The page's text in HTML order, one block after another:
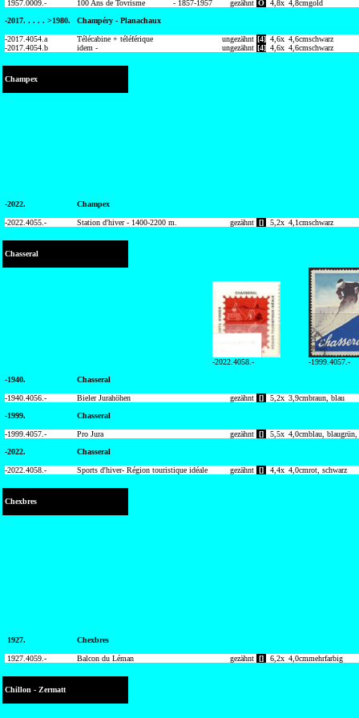
1957. 0009.- 100 Ans de Tovrisme - 1857-1957 gezähnt O 4,8x 4,8cmgold
-2017. . . . . >1980. Champéry - Planachaux
-2017. 4054.a Télécabine + téléférique ungezähnt [4] 4,6x 4,6cmschwarz
-2017. 4054.b idem - ungezähnt [4] 4,6x 4,6cmschwarz
Champex
-2022. Champex
-2022. 4055.- Station d'hiver - 1400-2200 m. gezähnt [] 5,2x 4,1cmschwarz
Chasseral
-2022.4058.-
-1999.4057.-
-1940.
Chasseral
-1940. 4056.- Bieler Jurahöhen gezähnt [] 5,2x 3,9cmbraun, blau
-1999.
Chasseral
-1999. 4057.- Pro Jura gezähnt [] 5,5x 4,0cmblau, blaugrün,
-2022.
Chasseral
-2022. 4058.- Sports d'hiver- Région touristique idéale gezähnt [] 4,4x 4,0cmrot, schwarz
Chexbres
1927. Chexbres
1927. 4059.- Balcon du Léman gezähnt [] 6,2x 4,0cmmehrfarbig
Chillon - Zermatt